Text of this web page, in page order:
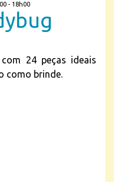
- 18h00
24 peças ideais
como brinde.